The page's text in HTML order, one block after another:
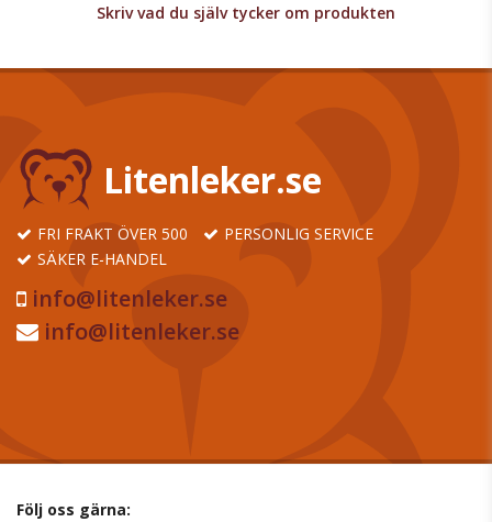
Skriv vad du själv tycker om produkten
Litenleker.se
FRI FRAKT ÖVER 500
PERSONLIG SERVICE
SÄKER E-HANDEL
info@litenleker.se
info@litenleker.se
Följ oss gärna: